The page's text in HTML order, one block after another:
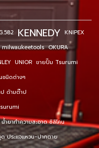
KENNEDY KNIPEX
milwaukeetools OKURA
UNIOR ขายปั๊ม Tsurumi
ชนิดต่างๆ
ด้ามต๊าป
น้ำยาทำความสะอาด ซิลิโคน
ด ประแจแหวน-ปากตาย